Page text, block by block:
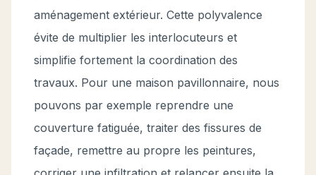
aménagement extérieur. Cette polyvalence
évite de multiplier les interlocuteurs et
simplifie fortement la coordination des
travaux. Pour une maison pavillonnaire, nous
pouvons par exemple reprendre une
couverture fatiguée, traiter des fissures de
façade, remettre au propre les peintures,